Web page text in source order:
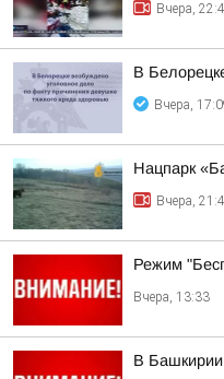
Вчера,
В
Вчера,
Нацпарк
Вчера,
Режим
Вчера, 13:33
В Башкирии